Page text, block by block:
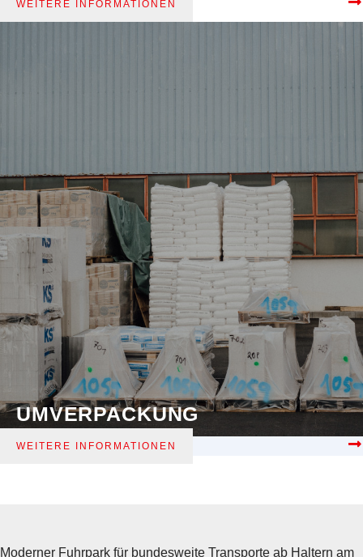
WEITERE INFORMATIONEN
UMVERPACKUNG
WEITERE INFORMATIONEN
Moderner Fuhrpark für bundesweite Transporte ab Haltern am